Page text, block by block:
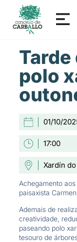
Tarde
polo
01/10/
17:00
Xardín
Achegamento
paisaxista
Ademais de
creatividade,
paseando polo
tesouro de